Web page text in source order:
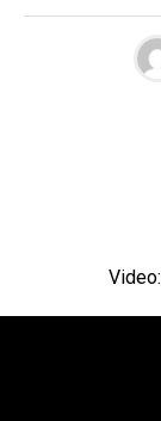
Video: